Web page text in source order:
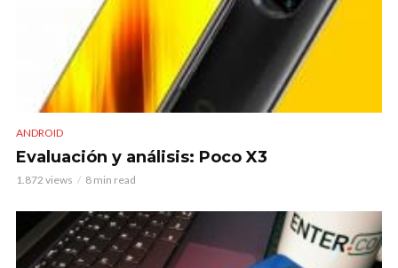
ANDROID
Evaluación y análisis: Poco X3
1.872 views 8 min read